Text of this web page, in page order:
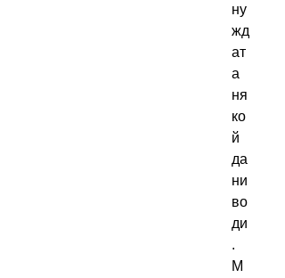
ну
жд
ат
а
ня
ко
й
да
ни
во
ди
.
М